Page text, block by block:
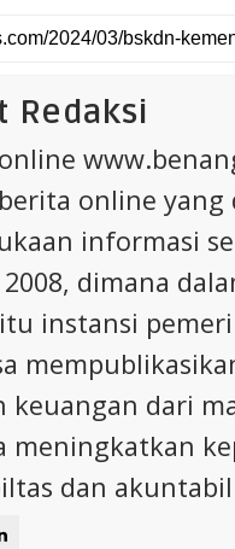
Redaksi
online
informasi
dimana
instansi
keuangan dari
meningkatkan
dan